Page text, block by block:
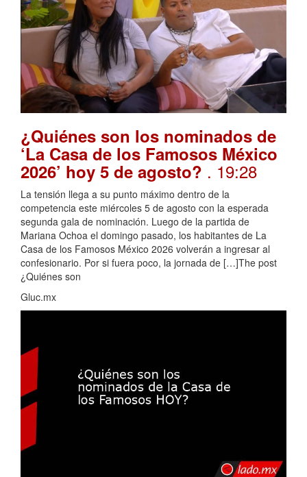
¿Quiénes son los nominados de
‘La Casa de los Famosos México
2026’ hoy 5 de agosto? . 19:28
La tensión llega a su punto máximo dentro de la
competencia este miércoles 5 de agosto con la esperada
segunda gala de nominación. Luego de la partida de
Mariana Ochoa el domingo pasado, los habitantes de La
Casa de los Famosos México 2026 volverán a ingresar al
confesionario. Por si fuera poco, la jornada de […]The post
¿Quiénes son
Gluc.mx